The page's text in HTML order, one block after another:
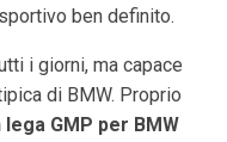
ben definito.
i giorni, ma capace
di BMW. Proprio
GMP per BMW